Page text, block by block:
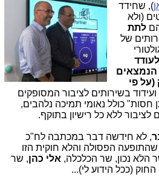
), שחידד
(ולא
לתת
של
לעודד
הנמצאים
(על פי
בשירותים לציבור המסופקים
חסות" כולל נאומי תמיכה נלהבים,
ללא כל רישיון בתוקף.
, לא חידשה דבר במכתבה לח"כ
הפסולה והלא חוקית הזו
הלא נכון, שר הכלכלה, אלי כהן, שר
(ככל הידוע לי)...